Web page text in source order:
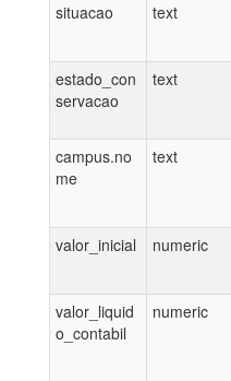
situacao text
estado_con
servacao
text
campus.no
me
text
valor_inicial numeric
valor_liquid
o_contabil
numeric